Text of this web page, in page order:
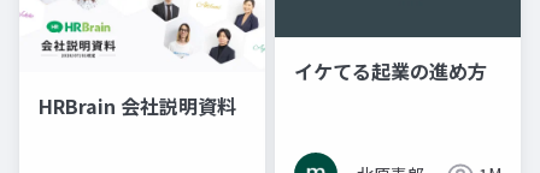
HRBrain 会社説明資料
イケてる起業の進め方